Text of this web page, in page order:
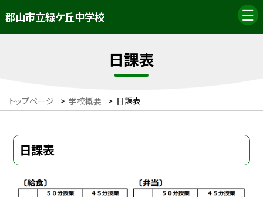
郡山市立緑ケ丘中学校
日課表
トップページ > 学校概要 > 日課表
日課表